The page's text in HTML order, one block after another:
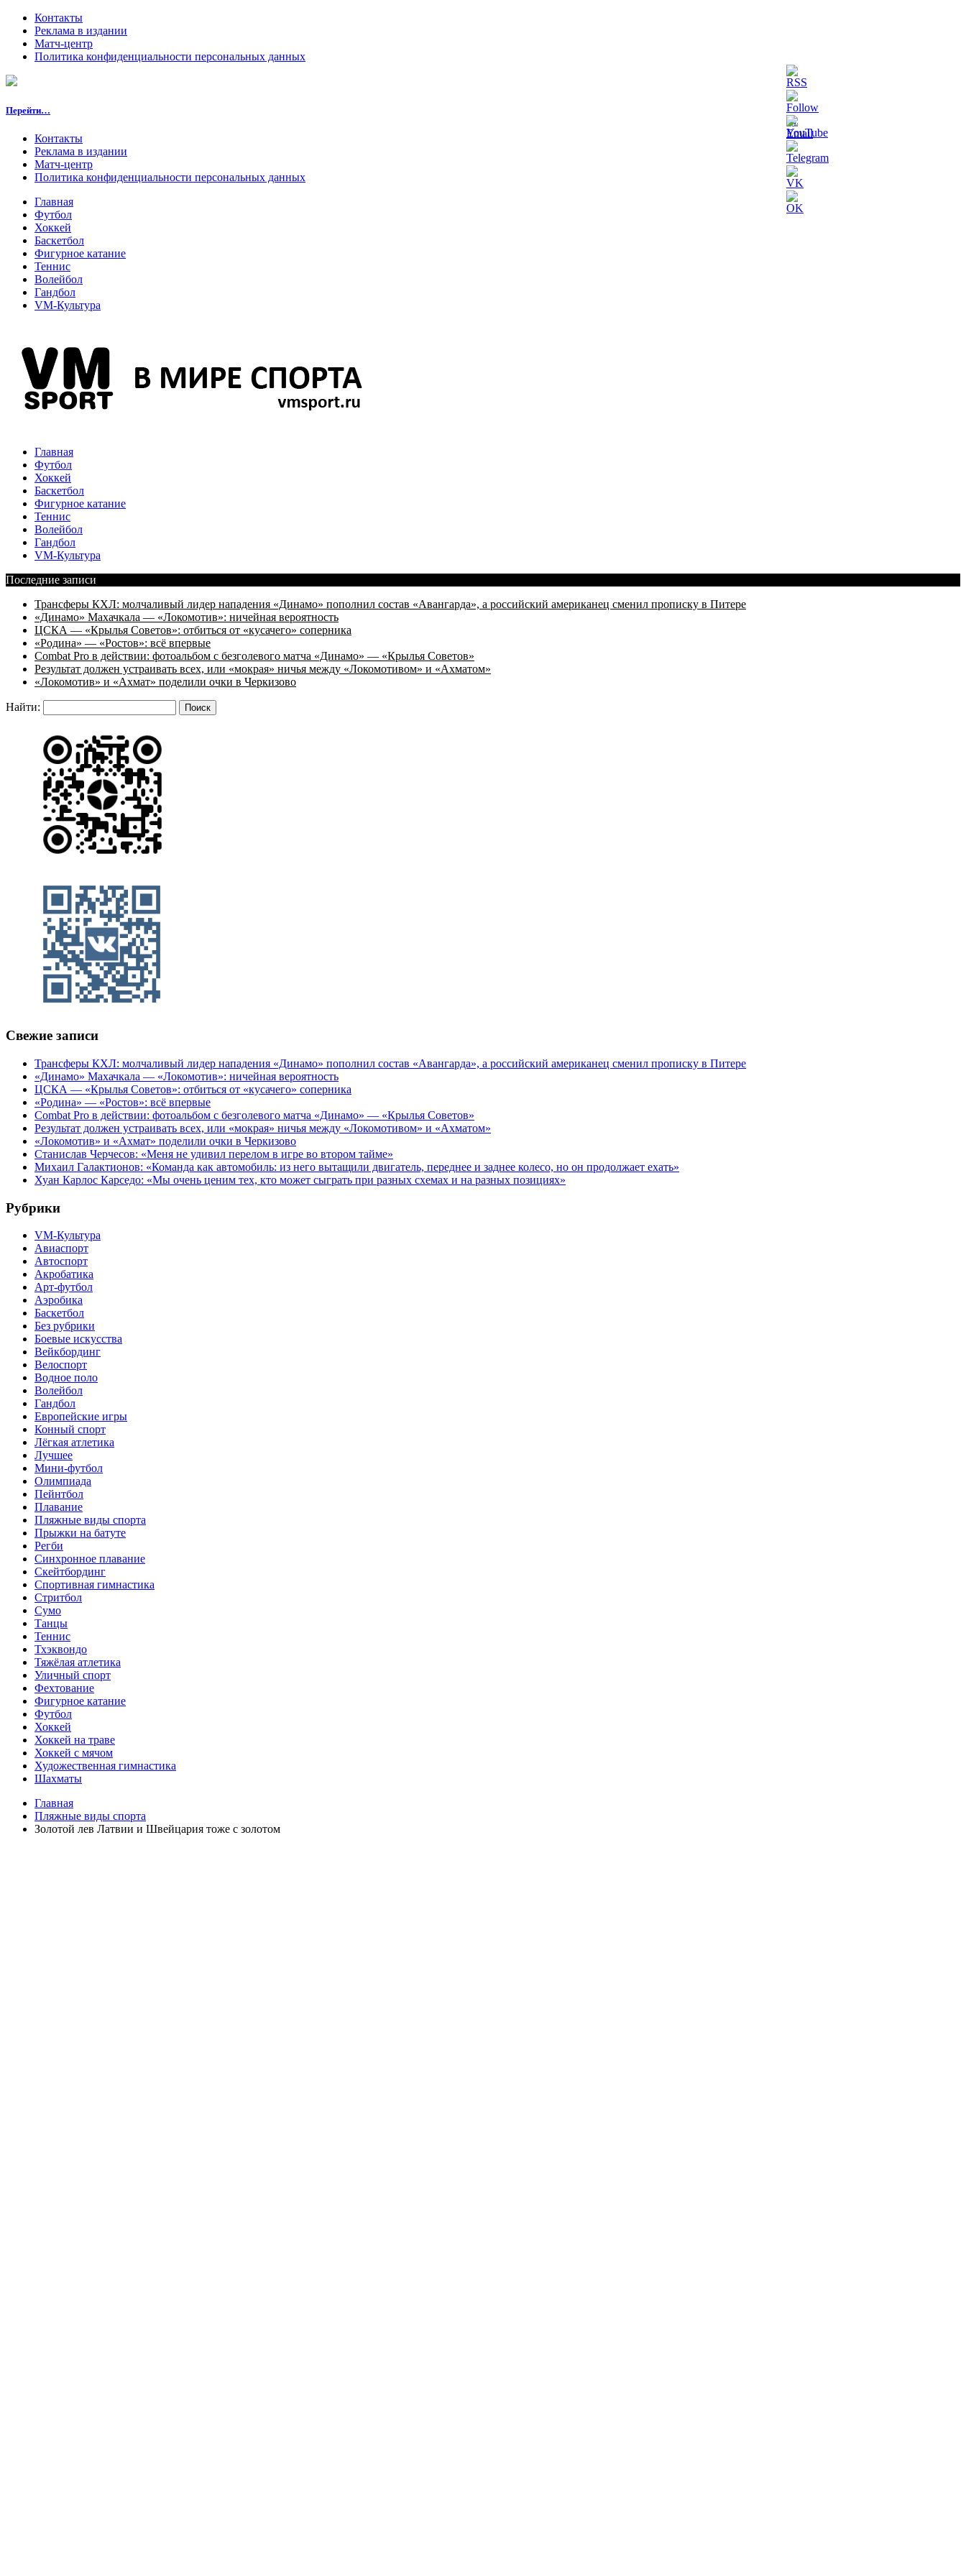
Контакты
Реклама в издании
Матч-центр
Политика конфиденциальности персональных данных
Перейти…
Контакты
Реклама в издании
Матч-центр
Политика конфиденциальности персональных данных
Главная
Футбол
Хоккей
Баскетбол
Фигурное катание
Теннис
Волейбол
Гандбол
VM-Культура
Главная
Футбол
Хоккей
Баскетбол
Фигурное катание
Теннис
Волейбол
Гандбол
VM-Культура
Последние записи
Трансферы КХЛ: молчаливый лидер нападения «Динамо» пополнил состав «Авангарда», а российский американец сменил прописку в Питере
«Динамо» Махачкала — «Локомотив»: ничейная вероятность
ЦСКА — «Крылья Советов»: отбиться от «кусачего» соперника
«Родина» — «Ростов»: всё впервые
Combat Pro в действии: фотоальбом с безголевого матча «Динамо» — «Крылья Советов»
Результат должен устраивать всех, или «мокрая» ничья между «Локомотивом» и «Ахматом»
«Локомотив» и «Ахмат» поделили очки в Черкизово
Найти:
Свежие записи
Трансферы КХЛ: молчаливый лидер нападения «Динамо» пополнил состав «Авангарда», а российский американец сменил прописку в Питере
«Динамо» Махачкала — «Локомотив»: ничейная вероятность
ЦСКА — «Крылья Советов»: отбиться от «кусачего» соперника
«Родина» — «Ростов»: всё впервые
Combat Pro в действии: фотоальбом с безголевого матча «Динамо» — «Крылья Советов»
Результат должен устраивать всех, или «мокрая» ничья между «Локомотивом» и «Ахматом»
«Локомотив» и «Ахмат» поделили очки в Черкизово
Станислав Черчесов: «Меня не удивил перелом в игре во втором тайме»
Михаил Галактионов: «Команда как автомобиль: из него вытащили двигатель, переднее и заднее колесо, но он продолжает ехать»
Хуан Карлос Карседо: «Мы очень ценим тех, кто может сыграть при разных схемах и на разных позициях»
Рубрики
VM-Культура
Авиаспорт
Автоспорт
Акробатика
Арт-футбол
Аэробика
Баскетбол
Без рубрики
Боевые искусства
Вейкбординг
Велоспорт
Водное поло
Волейбол
Гандбол
Европейские игры
Конный спорт
Лёгкая атлетика
Лучшее
Мини-футбол
Олимпиада
Пейнтбол
Плавание
Пляжные виды спорта
Прыжки на батуте
Регби
Синхронное плавание
Скейтбординг
Спортивная гимнастика
Стритбол
Сумо
Танцы
Теннис
Тхэквондо
Тяжёлая атлетика
Уличный спорт
Фехтование
Фигурное катание
Футбол
Хоккей
Хоккей на траве
Хоккей с мячом
Художественная гимнастика
Шахматы
Главная
Пляжные виды спорта
Золотой лев Латвии и Швейцария тоже с золотом